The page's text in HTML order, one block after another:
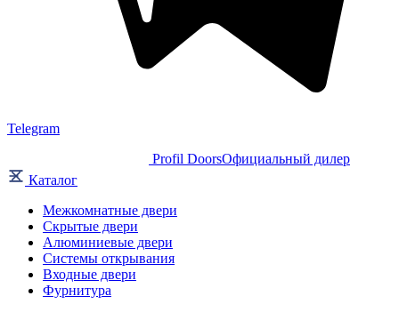
Telegram
Profil DoorsОфициальный дилер
Каталог
Межкомнатные двери
Скрытые двери
Алюминиевые двери
Системы открывания
Входные двери
Фурнитура